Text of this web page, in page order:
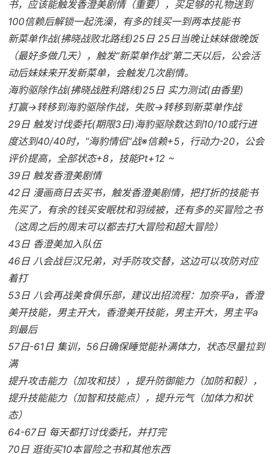
书，应该能触发香澄美剧情（重要），买足够的礼物送到
100信赖后解锁一起洗澡，有多的钱买一到两本技能书
新菜单作战(拂晓战败北路线)25日 25日当晚让妹妹做晚饭
（最好多做几天），触发“新菜单作战”第二天以后，公会活
动后妹妹来开发新菜单，会触发几次剧情。
海豹驱除作战(拂晓战胜利路线)25日 实力测试(由香里)
打赢→转移到海豹驱除作战，失败→转移到新菜单作战
29日 触发讨伐委托(期限3日)海豹驱除数达到10/10或行进
度达到40/40时，“海豹情侣”战※信赖+5，行动力-20，公会
评价提高，全部状态+8，技能Pt+12 ~
39日 触发香澄美剧情
42日 漫画商日去买书，触发香澄美剧情，把打折的技能书
先买了，有余的钱买安眠枕和羽绒被，还有多的买冒险之书
（这周之后的周末可以都去打大冒险和超大冒险）
43日 香澄美加入队伍
46日 八会战巨汉兄弟，对手防攻交替，这边可以攻防对应
着打
53日 八会再战美食俱乐部，建议出招流程：加奈平a，香澄
美开技能，男主开大，香澄美开技能，男主开大，男主平a
到最后
57日-61日 集训，56日确保睡觉能补满体力，状态尽量拉到
满
提升攻击能力（加攻和技），提升防御能力（加防和毅），
提升技能能力（加智和技能点），提升元气（加体力和状
态）
64-67日 每天都打讨伐委托，并打完
70日 逛街买10本冒险之书和其他东西